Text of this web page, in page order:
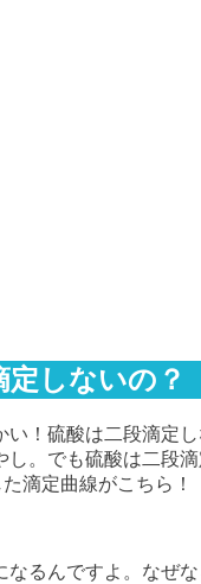
定しないの？
い！硫酸は二段滴定
し。でも硫酸は二段
滴定曲線がこちら！
なるんですよ。なぜ